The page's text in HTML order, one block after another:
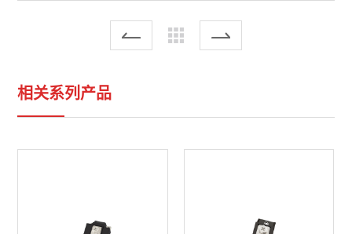
相关系列产品